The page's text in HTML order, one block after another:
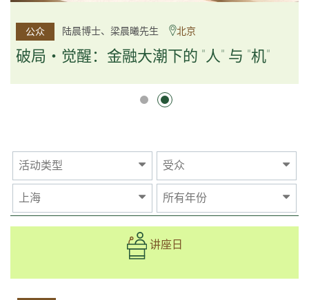
公众 杨文斌先生、邱良弼先生 广州
逻辑×算法：重塑资产配置内核
逻辑×算法：重塑资产配置内核
公众 陆晨博士、梁晨曦先生 北京
破局・觉醒：金融大潮下的 "人" 与 "机"
活动类型 受众
上海 所有年份
讲座日